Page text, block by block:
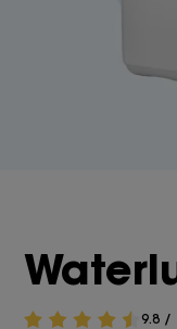
9.8 /